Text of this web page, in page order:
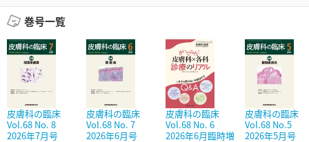
巻号一覧
皮膚科の臨床
Vol.68 No. 8
2026年7月号
皮膚科の臨床
Vol.68 No. 7
2026年6月号
皮膚科の臨床
Vol.68 No. 6
2026年6月臨時増
皮膚科の臨床
Vol.68 No.5
2026年5月号